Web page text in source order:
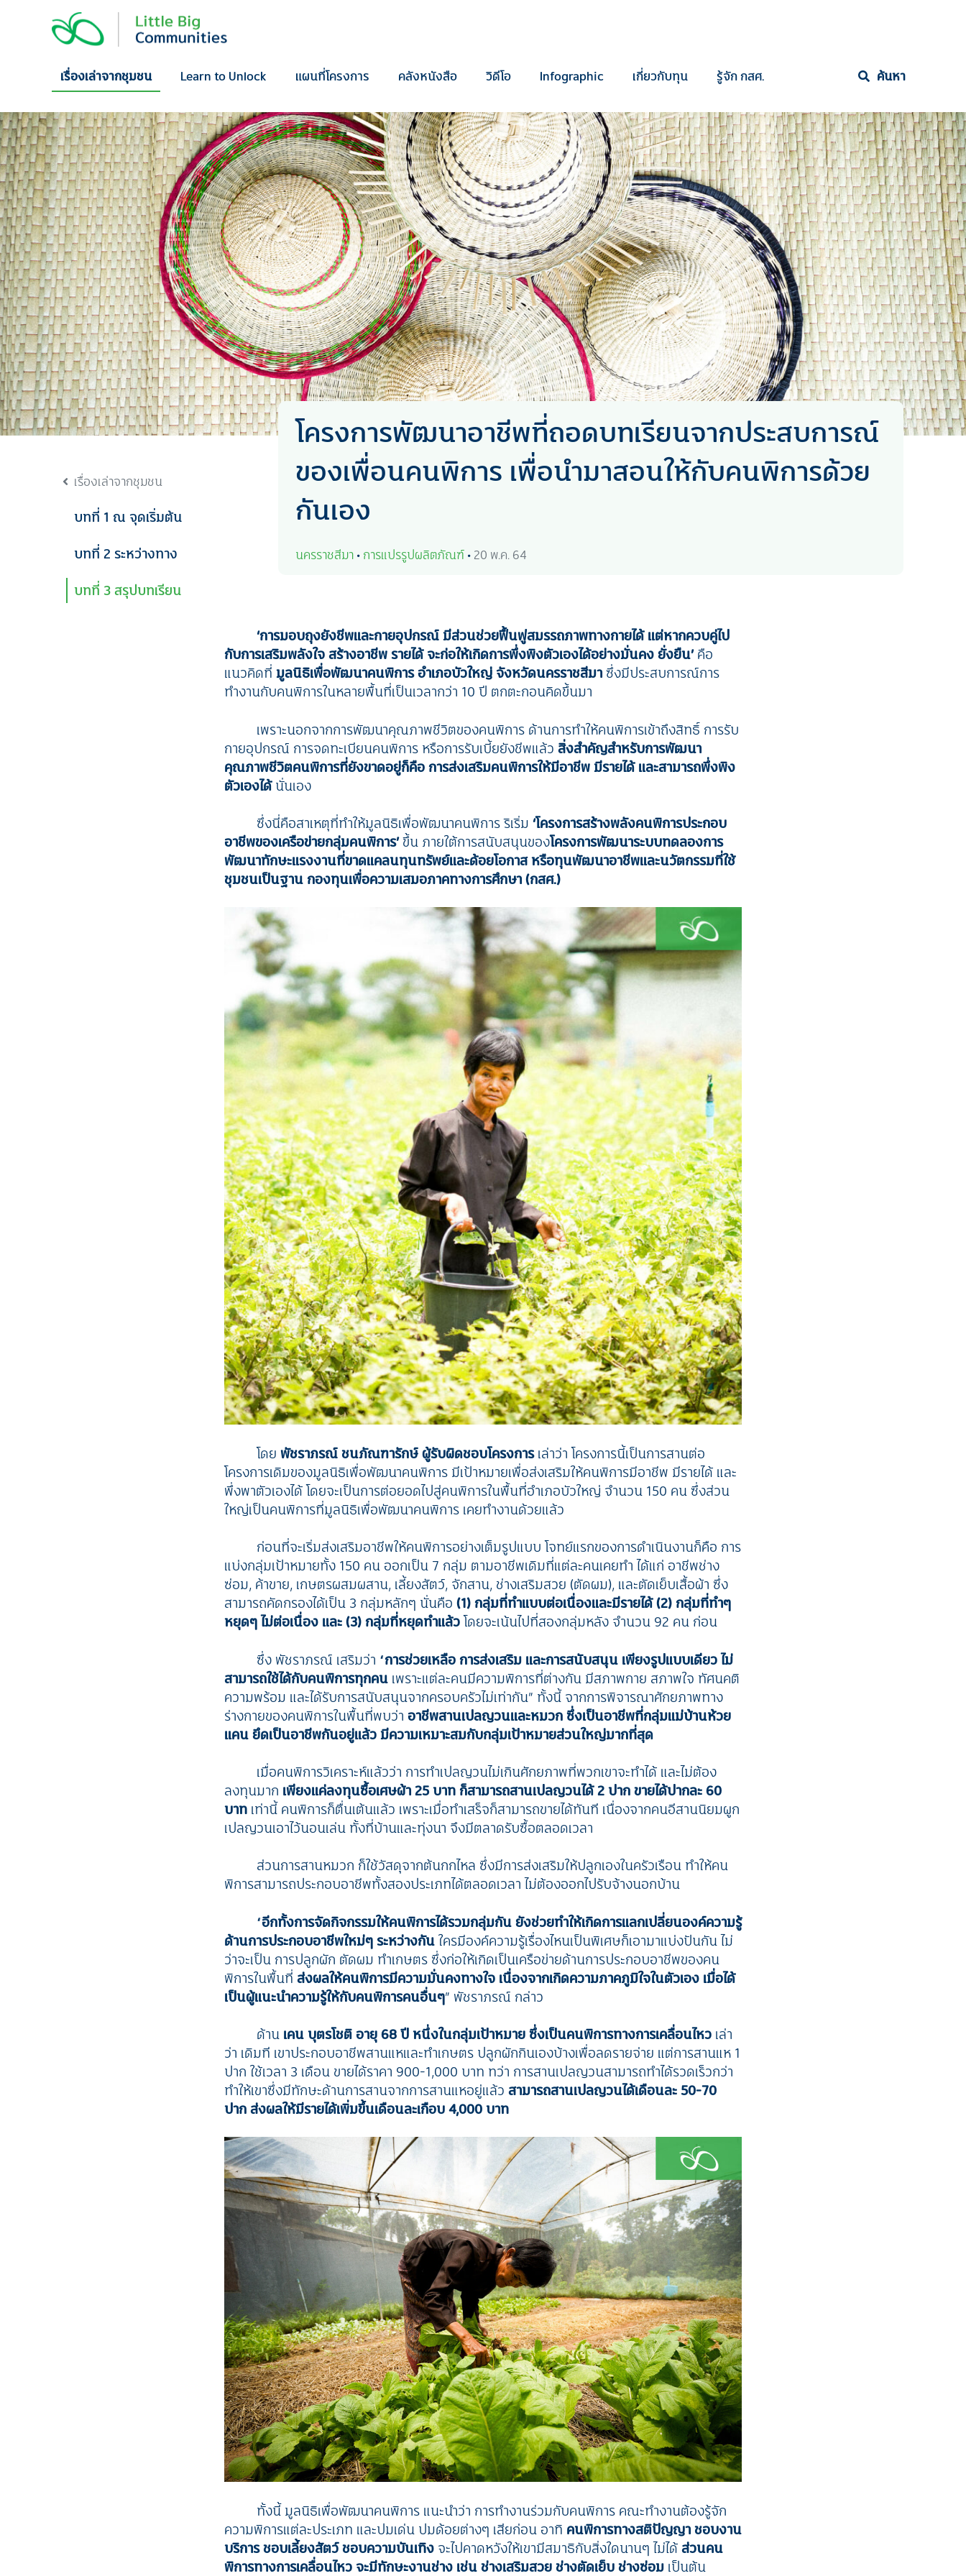
เรื่องเล่าจากชุมชน
Learn to Unlock แผนที่โครงการ คลังหนังสือ วิดีโอ Infographic เกี่ยวกับทุน รู้จัก กสศ. ค้นหา
เรื่องเล่าจากชุมชน
บทที่ 1 ณ จุดเริ่มต้น
บทที่ 2 ระหว่างทาง
บทที่ 3 สรุปบทเรียน
โครงการพัฒนาอาชีพที่ถอดบทเรียนจากประสบการณ์
ของเพื่อนคนพิการ เพื่อนำมาสอนให้กับคนพิการด้วย
กันเอง
นครราชสีมา • การแปรรูปผลิตภัณฑ์ • 20 พ.ค. 64
‘การมอบถุงยังชีพและกายอุปกรณ์ มีส่วนช่วยฟื้นฟูสมรรถภาพทางกายได้ แต่หากควบคู่ไป
กับการเสริมพลังใจ สร้างอาชีพ รายได้ จะก่อให้เกิดการพึ่งพิงตัวเองได้อย่างมั่นคง ยั่งยืน’ คือ
แนวคิดที่ มูลนิธิเพื่อพัฒนาคนพิการ อำเภอบัวใหญ่ จังหวัดนครราชสีมา ซึ่งมีประสบการณ์การ
ทำงานกับคนพิการในหลายพื้นที่เป็นเวลากว่า 10 ปี ตกตะกอนคิดขึ้นมา
เพราะนอกจากการพัฒนาคุณภาพชีวิตของคนพิการ ด้านการทำให้คนพิการเข้าถึงสิทธิ์ การรับ
กายอุปกรณ์ การจดทะเบียนคนพิการ หรือการรับเบี้ยยังชีพแล้ว สิ่งสำคัญสำหรับการพัฒนา
คุณภาพชีวิตคนพิการที่ยังขาดอยู่ก็คือ การส่งเสริมคนพิการให้มีอาชีพ มีรายได้ และสามารถพึ่งพิง
ตัวเองได้นั่นเอง
ซึ่งนี่คือสาเหตุที่ทำให้มูลนิธิเพื่อพัฒนาคนพิการ ริเริ่ม ‘โครงการสร้างพลังคนพิการประกอบ
อาชีพของเครือข่ายกลุ่มคนพิการ’ขึ้น ภายใต้การสนับสนุนของโครงการพัฒนาระบบทดลองการ
พัฒนาทักษะแรงงานที่ขาดแคลนทุนทรัพย์และด้อยโอกาส หรือทุนพัฒนาอาชีพและนวัตกรรมที่ใช้
ชุมชนเป็นฐาน กองทุนเพื่อความเสมอภาคทางการศึกษา (กสศ.)
โดย พัชราภรณ์ ชนภัณฑารักษ์ผู้รับผิดชอบโครงการเล่าว่า โครงการนี้เป็นการสานต่อ
โครงการเดิมของมูลนิธิเพื่อพัฒนาคนพิการ มีเป้าหมายเพื่อส่งเสริมให้คนพิการมีอาชีพ มีรายได้ และ
พึ่งพาตัวเองได้ โดยจะเป็นการต่อยอดไปสู่คนพิการในพื้นที่อำเภอบัวใหญ่ จำนวน 150 คน ซึ่งส่วน
ใหญ่เป็นคนพิการที่มูลนิธิเพื่อพัฒนาคนพิการ เคยทำงานด้วยแล้ว
ก่อนที่จะเริ่มส่งเสริมอาชีพให้คนพิการอย่างเต็มรูปแบบ โจทย์แรกของการดำเนินงานก็คือ การ
แบ่งกลุ่มเป้าหมายทั้ง 150 คน ออกเป็น 7 กลุ่ม ตามอาชีพเดิมที่แต่ละคนเคยทำ ได้แก่ อาชีพช่าง
ซ่อม, ค้าขาย, เกษตรผสมผสาน, เลี้ยงสัตว์, จักสาน, ช่างเสริมสวย (ตัดผม), และตัดเย็บเสื้อผ้า ซึ่ง
สามารถคัดกรองได้เป็น 3 กลุ่มหลักๆ นั่นคือ (1) กลุ่มที่ทำแบบต่อเนื่องและมีรายได้ (2) กลุ่มที่ทำๆ
หยุดๆ ไม่ต่อเนื่อง และ (3) กลุ่มที่หยุดทำแล้วโดยจะเน้นไปที่สองกลุ่มหลัง จำนวน 92 คน ก่อน
ซึ่ง พัชราภรณ์ เสริมว่า “การช่วยเหลือ การส่งเสริม และการสนับสนุน เพียงรูปแบบเดียว ไม่
สามารถใช้ได้กับคนพิการทุกคน เพราะแต่ละคนมีความพิการที่ต่างกัน มีสภาพกาย สภาพใจ ทัศนคติ
ความพร้อม และได้รับการสนับสนุนจากครอบครัวไม่เท่ากัน” ทั้งนี้ จากการพิจารณาศักยภาพทาง
ร่างกายของคนพิการในพื้นที่พบว่า อาชีพสานเปลญวนและหมวก ซึ่งเป็นอาชีพที่กลุ่มแม่บ้านห้วย
แคน ยึดเป็นอาชีพกันอยู่แล้ว มีความเหมาะสมกับกลุ่มเป้าหมายส่วนใหญ่มากที่สุด
เมื่อคนพิการวิเคราะห์แล้วว่า การทำเปลญวนไม่เกินศักยภาพที่พวกเขาจะทำได้ และไม่ต้อง
ลงทุนมาก เพียงแค่ลงทุนซื้อเศษผ้า 25 บาท ก็สามารถสานเปลญวนได้ 2 ปาก ขายได้ปากละ 60
บาท เท่านี้ คนพิการก็ตื่นเต้นแล้ว เพราะเมื่อทำเสร็จก็สามารถขายได้ทันที เนื่องจากคนอีสานนิยมผูก
เปลญวนเอาไว้นอนเล่น ทั้งที่บ้านและทุ่งนา จึงมีตลาดรับซื้อตลอดเวลา
ส่วนการสานหมวก ก็ใช้วัสดุจากต้นกกไหล ซึ่งมีการส่งเสริมให้ปลูกเองในครัวเรือน ทำให้คน
พิการสามารถประกอบอาชีพทั้งสองประเภทได้ตลอดเวลา ไม่ต้องออกไปรับจ้างนอกบ้าน
“อีกทั้งการจัดกิจกรรมให้คนพิการได้รวมกลุ่มกัน ยังช่วยทำให้เกิดการแลกเปลี่ยนองค์ความรู้
ด้านการประกอบอาชีพใหม่ๆ ระหว่างกันใครมีองค์ความรู้เรื่องไหนเป็นพิเศษก็เอามาแบ่งปันกัน ไม่
ว่าจะเป็น การปลูกผัก ตัดผม ทำเกษตร ซึ่งก่อให้เกิดเป็นเครือข่ายด้านการประกอบอาชีพของคน
พิการในพื้นที่ ส่งผลให้คนพิการมีความมั่นคงทางใจ เนื่องจากเกิดความภาคภูมิใจในตัวเอง เมื่อได้
เป็นผู้แนะนำความรู้ให้กับคนพิการคนอื่นๆ” พัชราภรณ์ กล่าว
ด้าน เคน บุตรโชติ อายุ 68 ปี หนึ่งในกลุ่มเป้าหมาย ซึ่งเป็นคนพิการทางการเคลื่อนไหว เล่า
ว่า เดิมที เขาประกอบอาชีพสานแหและทำเกษตร ปลูกผักกินเองบ้างเพื่อลดรายจ่าย แต่การสานแห 1
ปาก ใช้เวลา 3 เดือน ขายได้ราคา 900-1,000 บาท ทว่า การสานเปลญวนสามารถทำได้รวดเร็วกว่า
ทำให้เขาซึ่งมีทักษะด้านการสานจากการสานแหอยู่แล้ว สามารถสานเปลญวนได้เดือนละ 50-70
ปาก ส่งผลให้มีรายได้เพิ่มขึ้นเดือนละเกือบ 4,000 บาท
ทั้งนี้ มูลนิธิเพื่อพัฒนาคนพิการ แนะนำว่า การทำงานร่วมกับคนพิการ คณะทำงานต้องรู้จัก
ความพิการแต่ละประเภท และปมเด่น ปมด้อยต่างๆ เสียก่อน อาทิ คนพิการทางสติปัญญา ชอบงาน
บริการ ชอบเลี้ยงสัตว์ ชอบความบันเทิง จะไปคาดหวังให้เขามีสมาธิกับสิ่งใดนานๆ ไม่ได้ส่วนคน
พิการทางการเคลื่อนไหว จะมีทักษะงานช่าง เช่น ช่างเสริมสวย ช่างตัดเย็บ ช่างซ่อม เป็นต้น